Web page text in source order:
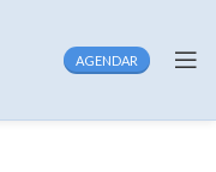
AGENDAR